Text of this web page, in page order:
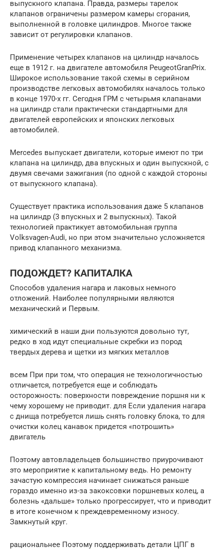
выпускного клапана. Правда, размеры тарелок
клапанов ограничены размером камеры сгорания,
выполненной в головке цилиндров. Многое также
зависит от регулировки клапанов.
Применение четырех клапанов на цилиндр началось
еще в 1912 г. на двигателе автомобиля PeugeotGranPrix.
Широкое использование такой схемы в серийном
производстве легковых автомобилях началось только
в конце 1970-х гг. Сегодня ГРМ с четырьмя клапанами
на цилиндр стали практически стандартными для
двигателей европейских и японских легковых
автомобилей.
Mercedes выпускает двигатели, которые имеют по три
клапана на цилиндр, два впускных и один выпускной, с
двумя свечами зажигания (по одной с каждой стороны
от выпускного клапана).
Существует практика использования даже 5 клапанов
на цилиндр (3 впускных и 2 выпускных). Такой
технологией практикует автомобильная группа
Volksvagen-Audi, но при этом значительно усложняется
привод клапанного механизма.
ПОДОЖДЕТ? КАПИТАЛКА
Способов удаления нагара и лаковых немного
отложений. Наиболее популярными являются
механический и Первым.
химический в наши дни пользуются довольно тут,
редко в ход идут специальные скребки из пород
твердых дерева и щетки из мягких металлов
всем При при том, что операция не технологичностью
отличается, потребуется еще и соблюдать
осторожность: поверхности повреждение поршня ни к
чему хорошему не приводит. для Если удаления нагара
с днища потребуется лишь снять головку блока, то для
очистки колец канавок придется «потрошить»
двигатель
Поэтому автовладельцев большинство приурочивают
это мероприятие к капитальному ведь. Но ремонту
зачастую компрессия начинает снижаться раньше
гораздо именно из-за закоксовки поршневых колец, а
болезнь «дальше» только прогрессирует, что и приводит
в итоге конечном к преждевременному износу.
Замкнутый круг.
рациональнее Поэтому поддерживать детали ЦПГ в